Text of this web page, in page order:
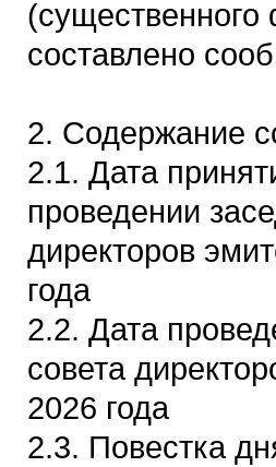
(существенного
составлено
2. Содержание
2.1. Дата
проведении
директоров
года
2.2. Дата
совета
2026 года
2.3. Повестка